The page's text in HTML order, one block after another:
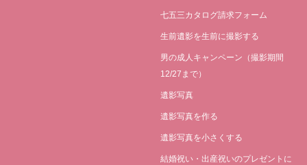
七五三カタログ請求フォーム
生前遺影を生前に撮影する
男の成人キャンペーン（撮影期間
12/27まで）
遺影写真
遺影写真を作る
遺影写真を小さくする
結婚祝い・出産祝いのプレゼントに